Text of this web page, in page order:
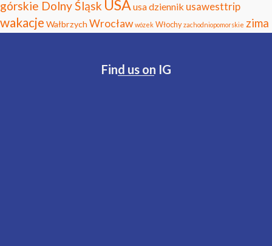
górskie Dolny Śląsk USAusa dziennik usawesttrip
wakacje Wałbrzych Wrocław wózek Włochy zachodniopomorskie zima
Find us on IG